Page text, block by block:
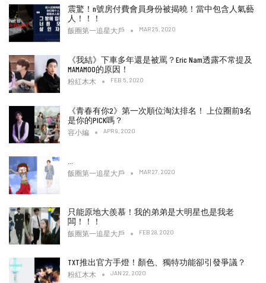
震驚！n號房付費會員身份被揭曉！當中包含人氣藝
人！！！
飯圈第一追星大戶 MAR 25, 2020
《我結》下車多年還是被罵？Eric Nam透露不常提及
MAMAMOO的原因！
粉紅木木 FEB 5, 2020
《青春有你2》第一次順位淘汰排名！ 上位圈前9名
是你的PICK嗎？
容小編 APR 9, 2020
飯圈第一追星大戶 MAR 27, 2020
只能原地大羨慕！我的弟弟是大明星也是我老
闆！！！
飯圈第一追星大戶 FEB 28, 2020
TXT推出官方手燈！顏色、獨特功能卻引發爭議？
粉紅木木 JAN 22, 2020